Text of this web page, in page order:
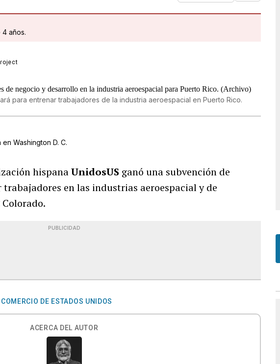
4 años.
para entrenar trabajadores de la industria aeroespacial en Puerto Rico.
Washington D. C.
hispanaUnidosUS ganó una subvención de
en las industrias aeroespacial y de
PUBLICIDAD
DE ESTADOS UNIDOS
ACERCA DEL AUTOR